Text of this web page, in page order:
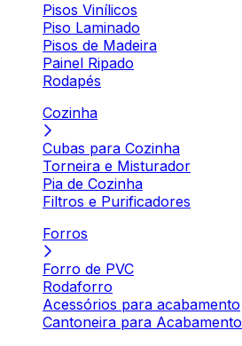
Pisos Vinílicos
Piso Laminado
Pisos de Madeira
Painel Ripado
Rodapés
Cozinha
Cubas para Cozinha
Torneira e Misturador
Pia de Cozinha
Filtros e Purificadores
Forros
Forro de PVC
Rodaforro
Acessórios para acabamento
Cantoneira para Acabamento